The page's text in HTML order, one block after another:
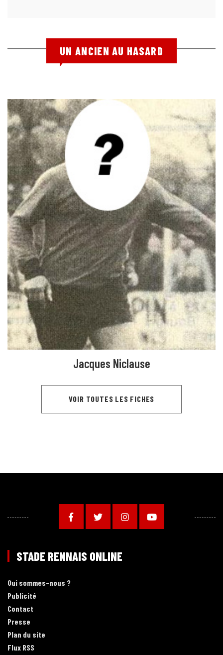
UN ANCIEN AU HASARD
Jacques Niclause
VOIR TOUTES LES FICHES
STADE RENNAIS ONLINE
Qui sommes-nous ?
Publicité
Contact
Presse
Plan du site
Flux RSS